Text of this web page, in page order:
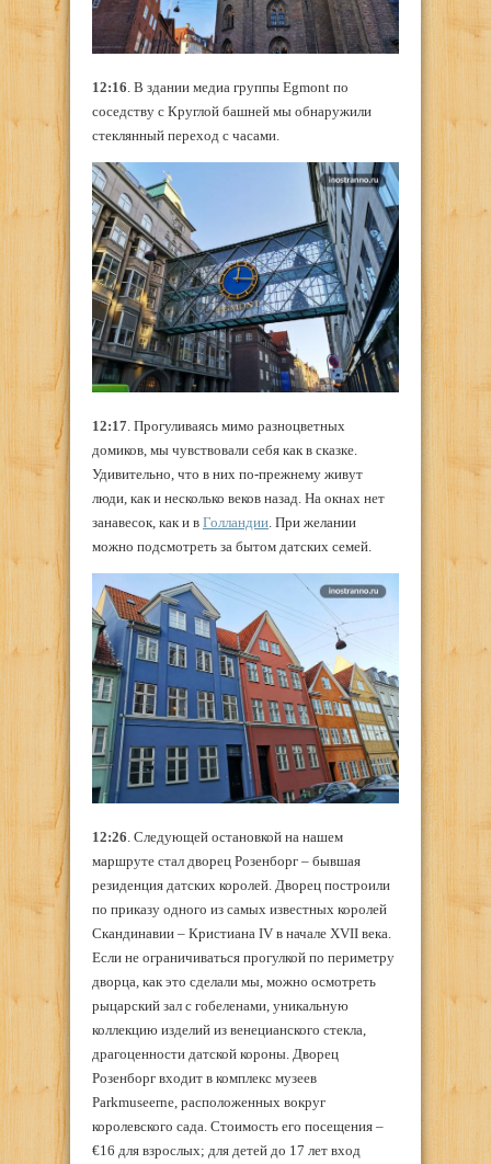
12:16 . В здании медиа группы Egmont по
соседству с Круглой башней мы обнаружили
стеклянный переход с часами.
12:17 . Прогуливаясь мимо разноцветных
домиков, мы чувствовали себя как в сказке.
Удивительно, что в них по-прежнему живут
люди, как и несколько веков назад. На окнах нет
занавесок, как и в Голландии . При желании
можно подсмотреть за бытом датских семей.
12:26 . Следующей остановкой на нашем
маршруте стал дворец Розенборг – бывшая
резиденция датских королей. Дворец построили
по приказу одного из самых известных королей
Скандинавии – Кристиана IV в начале XVII века.
Если не ограничиваться прогулкой по периметру
дворца, как это сделали мы, можно осмотреть
рыцарский зал с гобеленами, уникальную
коллекцию изделий из венецианского стекла,
драгоценности датской короны. Дворец
Розенборг входит в комплекс музеев
Parkmuseerne, расположенных вокруг
королевского сада. Стоимость его посещения –
€16 для взрослых; для детей до 17 лет вход